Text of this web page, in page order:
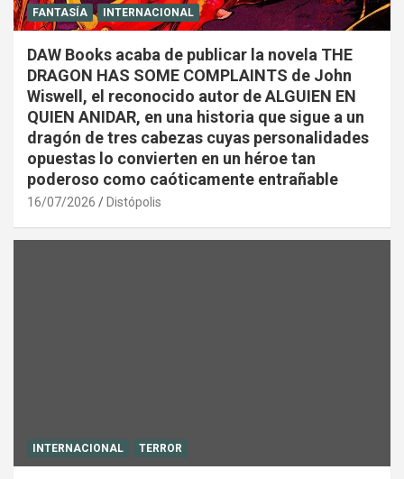
FANTASÍA INTERNACIONAL
DAW Books acaba de publicar la novela THE
DRAGON HAS SOME COMPLAINTS de John
Wiswell, el reconocido autor de ALGUIEN EN
QUIEN ANIDAR, en una historia que sigue a un
dragón de tres cabezas cuyas personalidades
opuestas lo convierten en un héroe tan
poderoso como caóticamente entrañable
16/07/2026 Distópolis
INTERNACIONAL TERROR